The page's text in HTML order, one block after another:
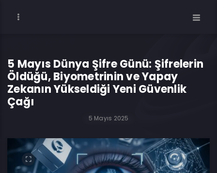
5 Mayıs Dünya Şifre Günü: Şifrelerin
Öldüğü, Biyometrinin ve Yapay
Zekanın Yükseldiği Yeni Güvenlik
Çağı
5 Mayıs 2025